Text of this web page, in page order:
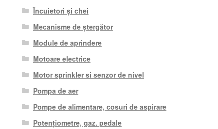
Încuietori și chei
Mecanisme de ștergător
Module de aprindere
Motoare electrice
Motor sprinkler si senzor de nivel
Pompa de aer
Pompe de alimentare, cosuri de aspirare
Potențiometre, gaz. pedale